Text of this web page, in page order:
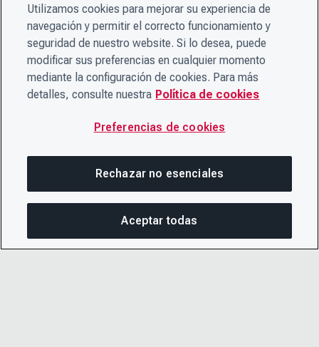
Utilizamos cookies para mejorar su experiencia de
navegación y permitir el correcto funcionamiento y
seguridad de nuestro website. Si lo desea, puede
modificar sus preferencias en cualquier momento
mediante la configuración de cookies. Para más
detalles, consulte nuestra Política de cookies
Preferencias de cookies
Rechazar no esenciales
Aceptar todas